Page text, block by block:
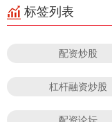
标签列表
配资炒股
杠杆融资炒股